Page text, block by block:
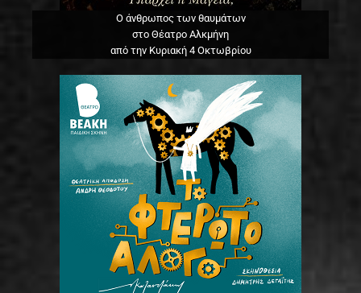
Ο άνθρωπος των θαυμάτων
στο Θέατρο Αλκμήνη
από την Κυριακή 4 Οκτωβρίου